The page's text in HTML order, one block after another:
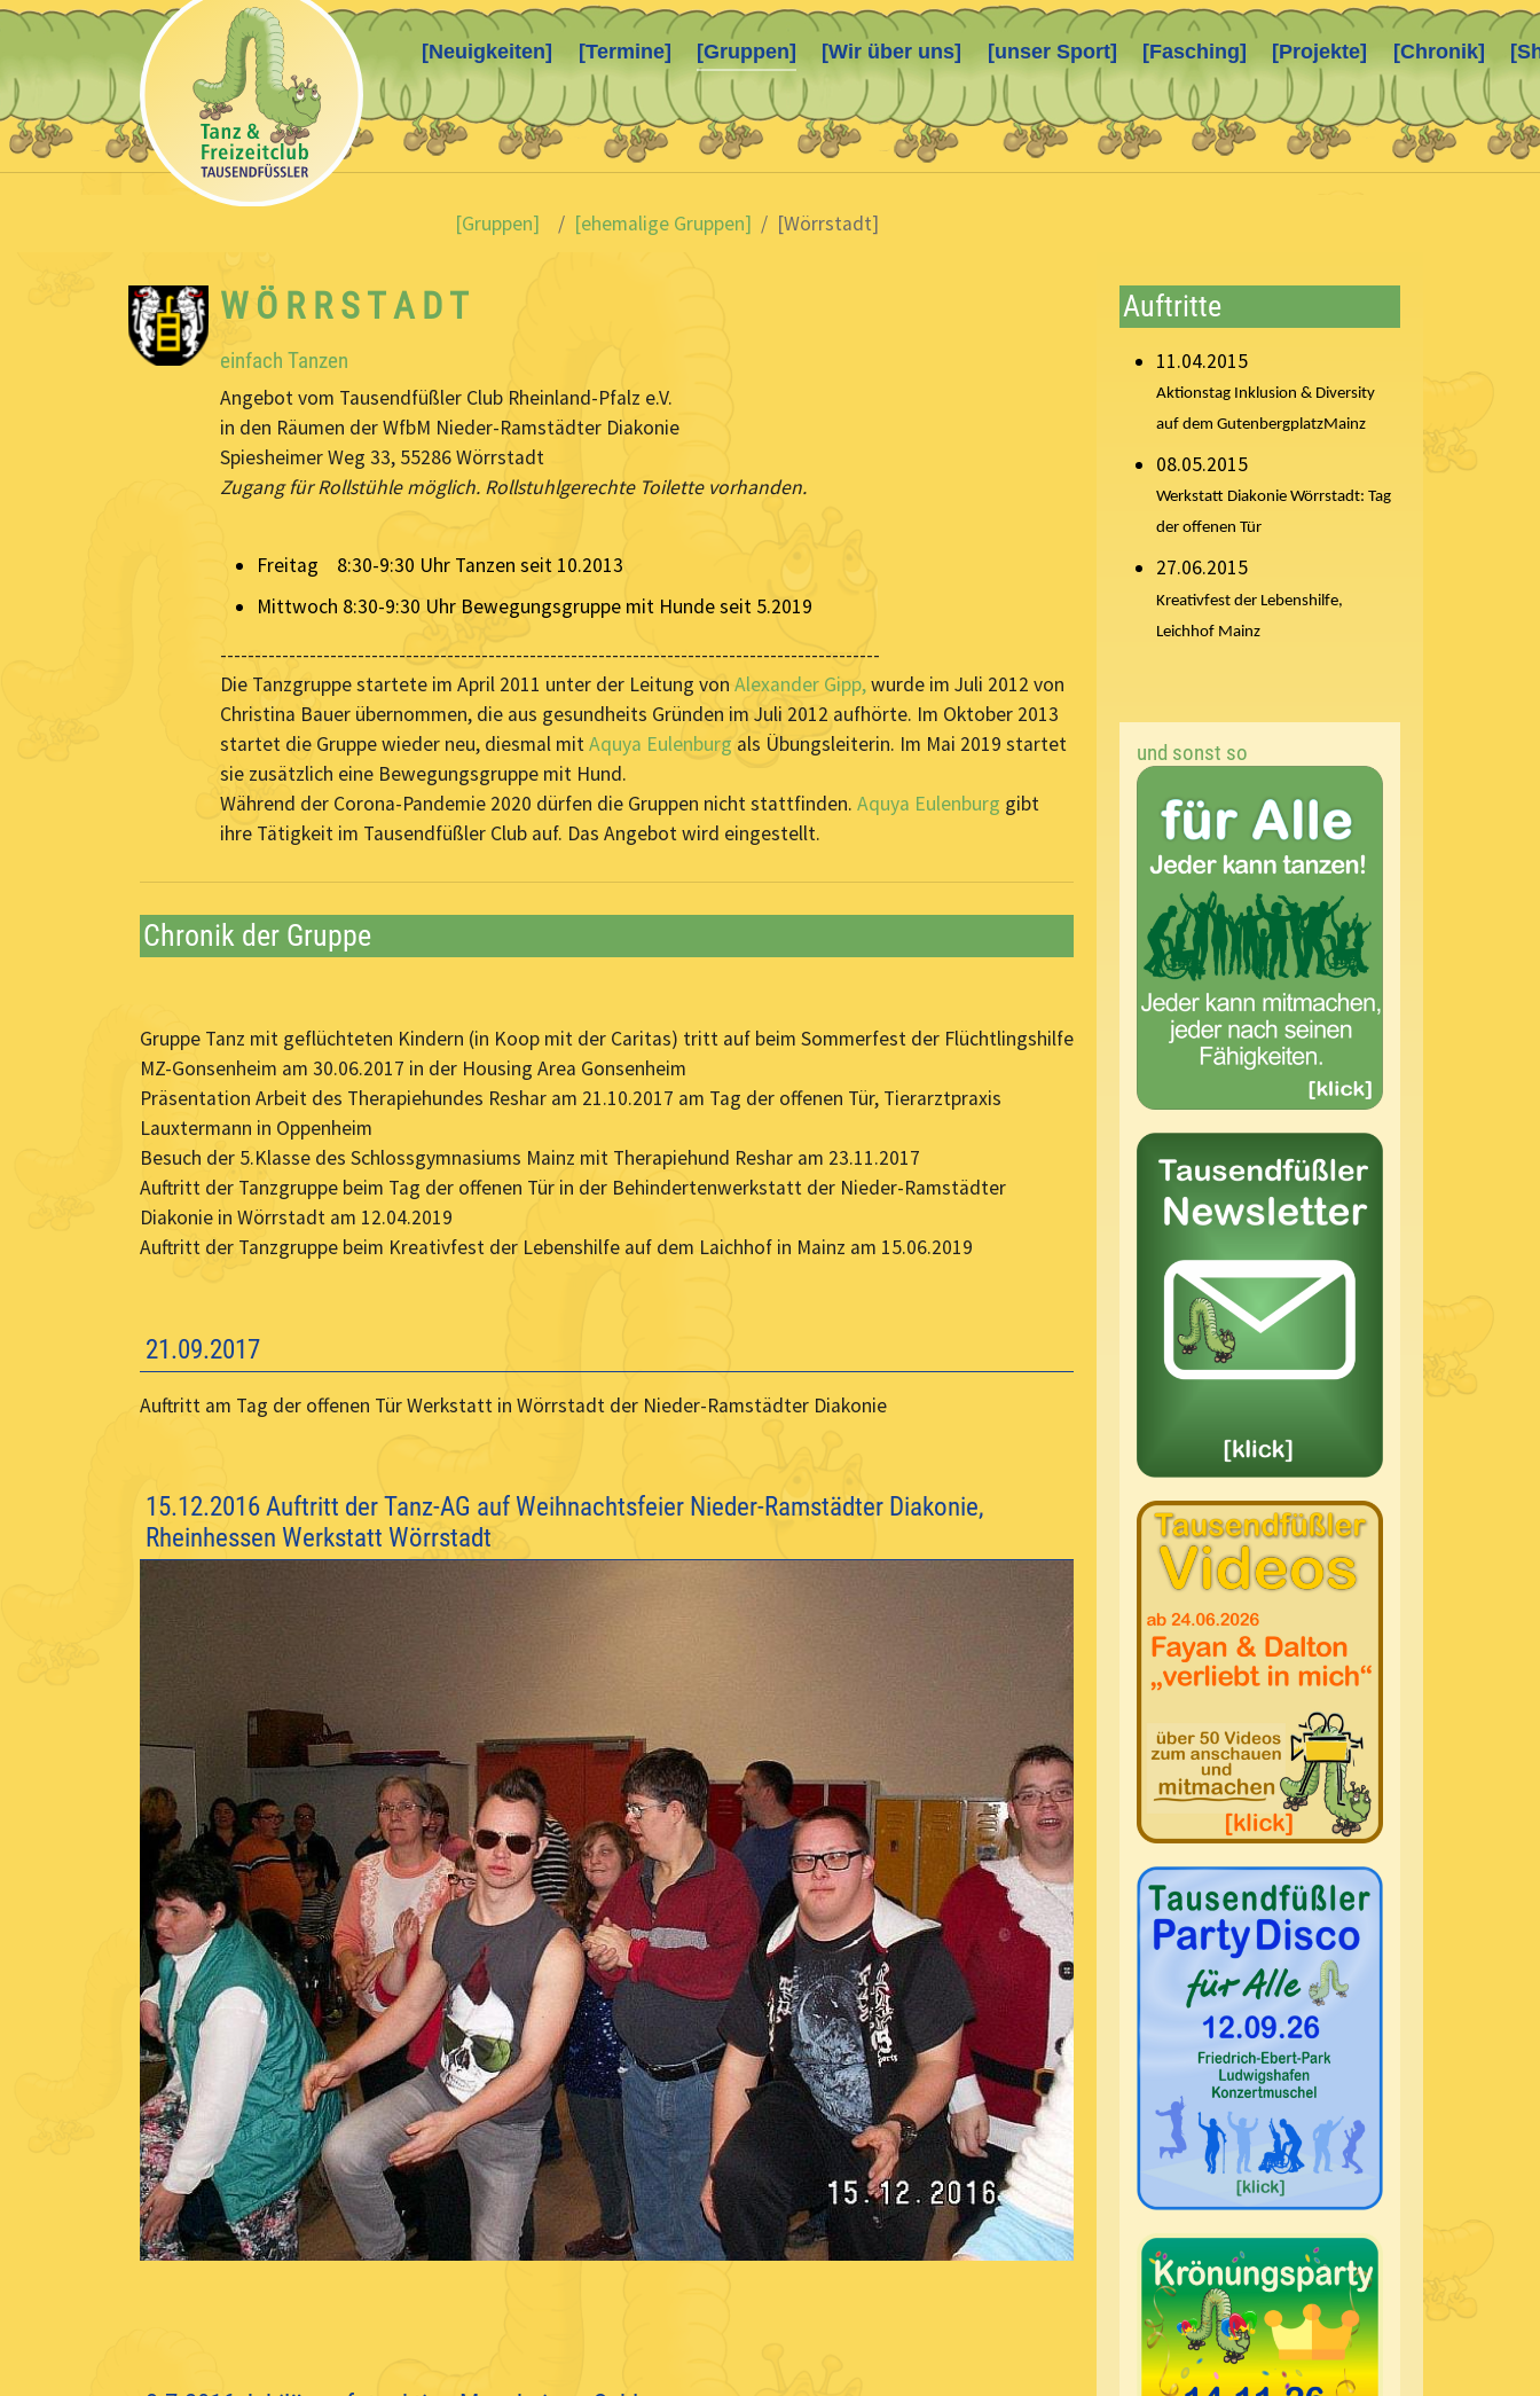
[Neuigkeiten] [Termine] [Gruppen] [Wir über uns] [unser Sport] [Fasching] [Projekte] [Chronik]
You are here:
[Gruppen] [ehemalige Gruppen] [Wörrstadt]
W Ö R R S T A D T
einfach Tanzen
Angebot vom Tausendfüßler Club Rheinland-Pfalz e.V.
in den Räumen der WfbM Nieder-Ramstädter Diakonie
Spiesheimer Weg 33, 55286 Wörrstadt
Zugang für Rollstühle möglich. Rollstuhlgerechte Toilette vorhanden.
Freitag 8:30-9:30 Uhr Tanzen seit 10.2013
Mittwoch 8:30-9:30 Uhr Bewegungsgruppe mit Hunde seit 5.2019
------------------------------------------------------------------------------------------------
Die Tanzgruppe startete im April 2011 unter der Leitung von Alexander Gipp,wurde im Juli 2012 von
Christina Bauer übernommen, die aus gesundheits Gründen im Juli 2012 aufhörte. Im Oktober 2013
startet die Gruppe wieder neu, diesmal mitAquya Eulenburg als Übungsleiterin. Im Mai 2019 startet
sie zusätzlich eine Bewegungsgruppe mit Hund.
Während der Corona-Pandemie 2020 dürfen die Gruppen nicht stattfinden.Aquya Eulenburg gibt
ihre Tätigkeit im Tausendfüßler Club auf. Das Angebot wird eingestellt.
Chronik der Gruppe
Gruppe Tanz mit geflüchteten Kindern (in Koop mit der Caritas) tritt auf beim Sommerfest der Flüchtlingshilfe
MZ-Gonsenheim am 30.06.2017 in der Housing Area Gonsenheim
Präsentation Arbeit des Therapiehundes Reshar am 21.10.2017 am Tag der offenen Tür, Tierarztpraxis
Lauxtermann in Oppenheim
Besuch der 5.Klasse des Schlossgymnasiums Mainz mit Therapiehund Reshar am 23.11.2017
Auftritt der Tanzgruppe beim Tag der offenen Tür in der Behindertenwerkstatt der Nieder-Ramstädter
Diakonie in Wörrstadt am 12.04.2019
Auftritt der Tanzgruppe beim Kreativfest der Lebenshilfe auf dem Laichhof in Mainz am 15.06.2019
21.09.2017
Auftritt am Tag der offenen Tür Werkstatt in Wörrstadt der Nieder-Ramstädter Diakonie
15.12.2016 Auftritt der Tanz-AG auf Weihnachtsfeier Nieder-Ramstädter Diakonie,
Rheinhessen Werkstatt Wörrstadt
Auftritte
11.04.2015
Aktionstag Inklusion & Diversity
auf dem GutenbergplatzMainz
08.05.2015
Werkstatt Diakonie Wörrstadt: Tag
der offenen Tür
27.06.2015
Kreativfest der Lebenshilfe,
Leichhof Mainz
und sonst so